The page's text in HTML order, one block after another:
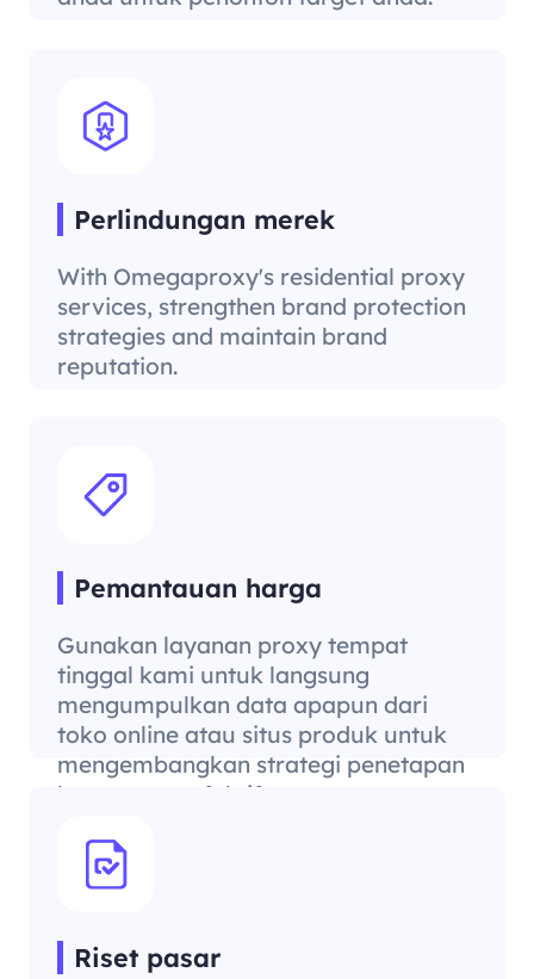
Perlindungan merek
With Omegaproxy's residential proxy
services, strengthen brand protection
strategies and maintain brand
reputation.
Pemantauan harga
Gunakan layanan proxy tempat
tinggal kami untuk langsung
mengumpulkan data apapun dari
toko online atau situs produk untuk
mengembangkan strategi penetapan
harga yang efektif.
Riset pasar